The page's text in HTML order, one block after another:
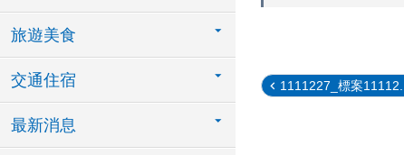
旅遊美食
交通住宿
最新消息
1111227_標案11112...